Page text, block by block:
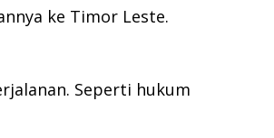
ke Timor Leste.
Seperti hukum